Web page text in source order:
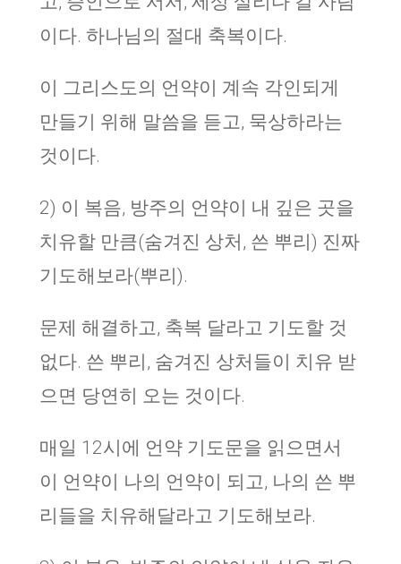
이다. 하나님의 절대 축복이다.
이 그리스도의 언약이 계속 각인되게
만들기 위해 말씀을 듣고, 묵상하라는
것이다.
2) 이 복음, 방주의 언약이 내 깊은 곳을
치유할 만큼(숨겨진 상처, 쓴 뿌리) 진짜
기도해보라(뿌리).
문제 해결하고, 축복 달라고 기도할 것
없다. 쓴 뿌리, 숨겨진 상처들이 치유 받
으면 당연히 오는 것이다.
매일 12시에 언약 기도문을 읽으면서
이 언약이 나의 언약이 되고, 나의 쓴 뿌
리들을 치유해달라고 기도해보라.